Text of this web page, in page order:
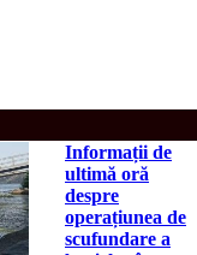
Informații de
ultimă oră
despre
operațiunea de
scufundare a